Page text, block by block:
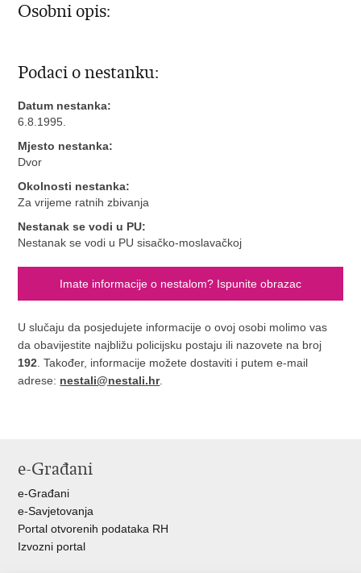
Osobni opis:
Podaci o nestanku:
Datum nestanka:
6.8.1995.
Mjesto nestanka:
Dvor
Okolnosti nestanka:
Za vrijeme ratnih zbivanja
Nestanak se vodi u PU:
Nestanak se vodi u PU sisačko-moslavačkoj
Imate informacije o nestalom? Ispunite obrazac
U slučaju da posjedujete informacije o ovoj osobi molimo vas
da obavijestite najbližu policijsku postaju ili nazovete na broj
192. Također, informacije možete dostaviti i putem e-mail
adrese: nestali@nestali.hr.
e-Građani
e-Građani
e-Savjetovanja
Portal otvorenih podataka RH
Izvozni portal